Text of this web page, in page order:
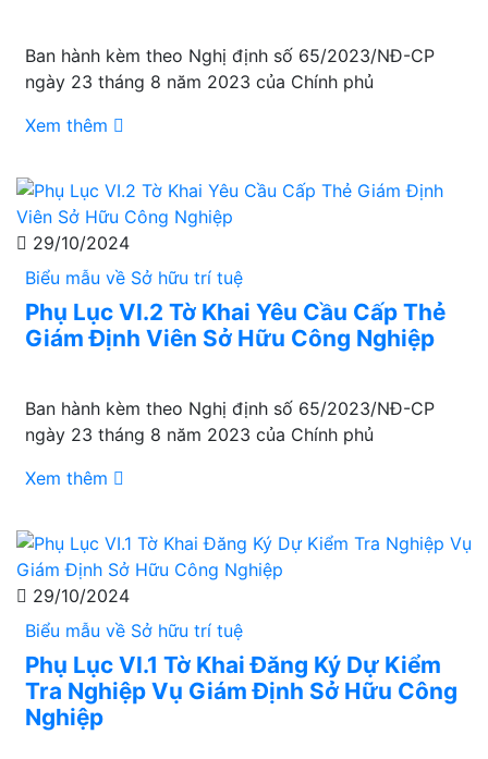
Ban hành kèm theo Nghị định số 65/2023/NĐ-CP
ngày 23 tháng 8 năm 2023 của Chính phủ
Xem thêm
29/10/2024
Biểu mẫu về Sở hữu trí tuệ
Phụ Lục VI.2 Tờ Khai Yêu Cầu Cấp Thẻ
Giám Định Viên Sở Hữu Công Nghiệp
Ban hành kèm theo Nghị định số 65/2023/NĐ-CP
ngày 23 tháng 8 năm 2023 của Chính phủ
Xem thêm
29/10/2024
Biểu mẫu về Sở hữu trí tuệ
Phụ Lục VI.1 Tờ Khai Đăng Ký Dự Kiểm
Tra Nghiệp Vụ Giám Định Sở Hữu Công
Nghiệp